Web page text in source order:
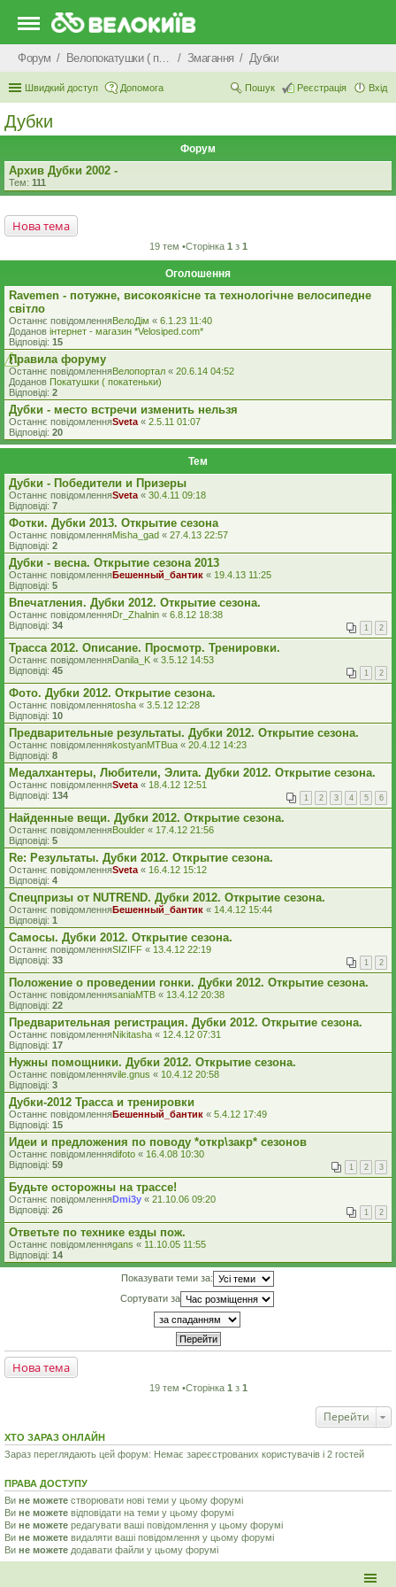
Форум Велопокатушки ( покатеньки), велопоходи, туризм. Змагання Дубки
Швидкий доступ Допомога Вхід
Реєстрація
Пошук
Дубки
Форум
Архив Дубки 2002 -
Тем: 111
Нова тема
19 тем •Сторінка 1 з 1
Оголошення
Ravemen - потужне, високоякісне та технологічне велосипедне
світло
Останнє повідомленняВелоДім « 6.1.23 11:40
Доданов iнтернет - магазин *Velosiped.com*
Відповіді: 15
Правила форуму
Останнє повідомленняВелопортал « 20.6.14 04:52
Доданов Покатушки ( покатеньки)
Відповіді: 2
Дубки - место встречи изменить нельзя
Останнє повідомленняSveta « 2.5.11 01:07
Відповіді: 20
Тем
Дубки - Победители и Призеры
Останнє повідомленняSveta « 30.4.11 09:18
Відповіді: 7
Фотки. Дубки 2013. Открытие сезона
Останнє повідомленняMisha_gad « 27.4.13 22:57
Відповіді: 2
Дубки - весна. Открытие сезона 2013
Останнє повідомленняБешенный_бантик « 19.4.13 11:25
Відповіді: 5
Впечатления. Дубки 2012. Открытие сезона.
Останнє повідомленняDr_Zhalnin « 6.8.12 18:38
Відповіді: 34 1 2
Трасса 2012. Описание. Просмотр. Тренировки.
Останнє повідомленняDanila_K « 3.5.12 14:53
Відповіді: 45 1 2
Фото. Дубки 2012. Открытие сезона.
Останнє повідомленняtosha « 3.5.12 12:28
Відповіді: 10
Предварительные результаты. Дубки 2012. Открытие сезона.
Останнє повідомленняkostyanMTBua « 20.4.12 14:23
Відповіді: 8
Медалхантеры, Любители, Элита. Дубки 2012. Открытие сезона.
Останнє повідомленняSveta « 18.4.12 12:51
Відповіді: 134 1 2 3 4 5 6
Найденные вещи. Дубки 2012. Открытие сезона.
Останнє повідомленняBoulder « 17.4.12 21:56
Відповіді: 5
Re: Результаты. Дубки 2012. Открытие сезона.
Останнє повідомленняSveta « 16.4.12 15:12
Відповіді: 4
Спецпризы от NUTREND. Дубки 2012. Открытие сезона.
Останнє повідомленняБешенный_бантик « 14.4.12 15:44
Відповіді: 1
Самосы. Дубки 2012. Открытие сезона.
Останнє повідомленняSIZIFF « 13.4.12 22:19
Відповіді: 33 1 2
Положение о проведении гонки. Дубки 2012. Открытие сезона.
Останнє повідомленняsaniaMTB « 13.4.12 20:38
Відповіді: 22
Предварительная регистрация. Дубки 2012. Открытие сезона.
Останнє повідомленняNikitasha « 12.4.12 07:31
Відповіді: 17
Нужны помощники. Дубки 2012. Открытие сезона.
Останнє повідомленняvile.gnus « 10.4.12 20:58
Відповіді: 3
Дубки-2012 Трасса и тренировки
Останнє повідомленняБешенный_бантик « 5.4.12 17:49
Відповіді: 15
Идеи и предложения по поводу *откр\закр* сезонов
Останнє повідомленняdifoto « 16.4.08 10:30
Відповіді: 59 1 2 3
Будьте осторожны на трассе!
Останнє повідомленняDmi3y « 21.10.06 09:20
Відповіді: 26 1 2
Ответьте по технике езды пож.
Останнє повідомленняgans « 11.10.05 11:55
Відповіді: 14
Показувати теми за:
Сортувати за
Нова тема
19 тем •Сторінка 1 з 1
Перейти
ХТО ЗАРАЗ ОНЛАЙН
Зараз переглядають цей форум: Немає зареєстрованих користувачів і 2 гостей
ПРАВА ДОСТУПУ
Ви не можете створювати нові теми у цьому форумі
Ви не можете відповідати на теми у цьому форумі
Ви не можете редагувати ваші повідомлення у цьому форумі
Ви не можете видаляти ваші повідомлення у цьому форумі
Ви не можете додавати файли у цьому форумі